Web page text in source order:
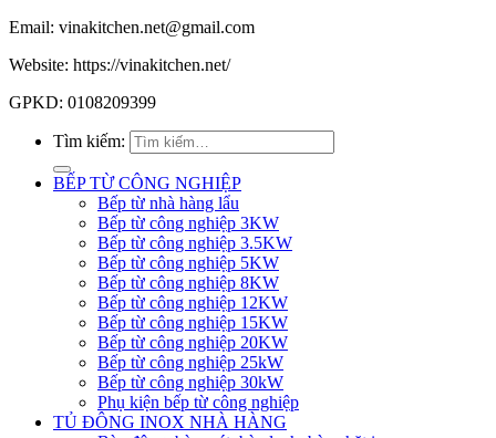
Email: vinakitchen.net@gmail.com
Website: https://vinakitchen.net/
GPKD: 0108209399
Tìm kiếm:
BẾP TỪ CÔNG NGHIỆP
Bếp từ nhà hàng lẩu
Bếp từ công nghiệp 3KW
Bếp từ công nghiệp 3.5KW
Bếp từ công nghiệp 5KW
Bếp từ công nghiệp 8KW
Bếp từ công nghiệp 12KW
Bếp từ công nghiệp 15KW
Bếp từ công nghiệp 20KW
Bếp từ công nghiệp 25kW
Bếp từ công nghiệp 30kW
Phụ kiện bếp từ công nghiệp
TỦ ĐÔNG INOX NHÀ HÀNG